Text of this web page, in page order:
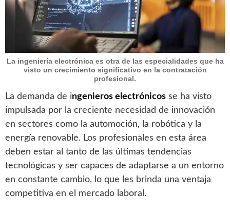
La ingeniería electrónica es otra de las especialidades que ha
visto un crecimiento significativo en la contratación
profesional.
La demanda de ingenieros electrónicos se ha visto
impulsada por la creciente necesidad de innovación
en sectores como la automoción, la robótica y la
energía renovable. Los profesionales en esta área
deben estar al tanto de las últimas tendencias
tecnológicas y ser capaces de adaptarse a un entorno
en constante cambio, lo que les brinda una ventaja
competitiva en el mercado laboral.